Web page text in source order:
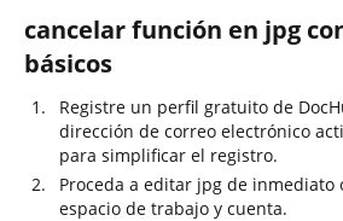
cancelar función en jpg
básicos
Registre un perfil gratuito de
dirección de correo electrónico
para simplificar el registro.
Proceda a editar jpg de inmediato
espacio de trabajo y cuenta.